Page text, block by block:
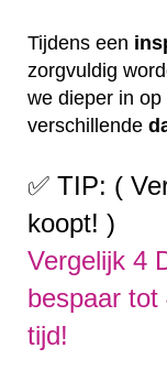
Tijdens een
zorgvuldig
we dieper in op
verschillende
✅ TIP: (
koopt! )
Vergelijk 4
bespaar tot
tijd!